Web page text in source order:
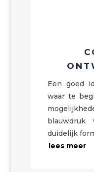
Een goed
waar te
blauwdruk
duidelijk
lees meer